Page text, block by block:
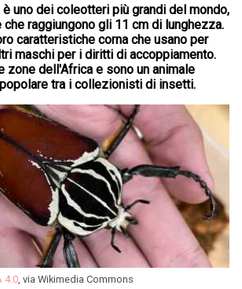
uno dei coleotteri più grandi del mondo,
raggiungono gli 11 cm di lunghezza.
caratteristiche corna che usano per
maschi per i diritti di accoppiamento.
zone dell'Africa e sono un animale
tra i collezionisti di insetti.
4.0 , via Wikimedia Commons